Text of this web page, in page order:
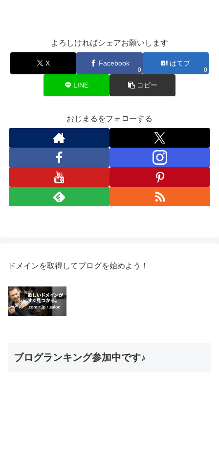
よろしければシェアお願いします
X Facebook
0
はてブ
0
LINE コピー
おじまるをフォローする
ドメインを取得してブログを始めよう！
ブログランキング参加中です♪